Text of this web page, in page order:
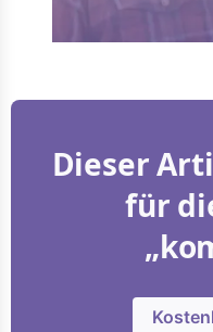
Dieser
für